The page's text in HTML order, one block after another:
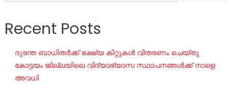
Recent Posts
ദുരന്ത ബാധിതർക്ക് ഭക്ഷ്യ കിറ്റുകൾ വിതരണം ചെയ്തു
കോട്ടയം ജില്ലയിലെ വിദ്യാഭ്യാസ സ്ഥാപനങ്ങൾക്ക് നാളെ
അവധി